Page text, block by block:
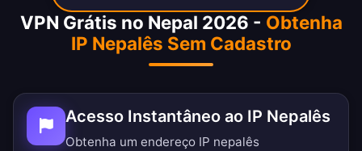
VPN Grátis no Nepal 2026 - Obtenha
IP Nepalês Sem Cadastro
Acesso Instantâneo ao IP Nepalês
Obtenha um endereço IP nepalês